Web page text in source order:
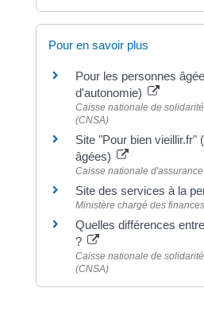
Pour en savoir plus
Pour les personnes
d'autonomie)
Caisse nationale de
(CNSA)
Site "Pour bien vieillir.fr"
âgées)
Caisse nationale
Site des services à la
Ministère chargé des finances
Quelles différences
?
Caisse nationale de
(CNSA)